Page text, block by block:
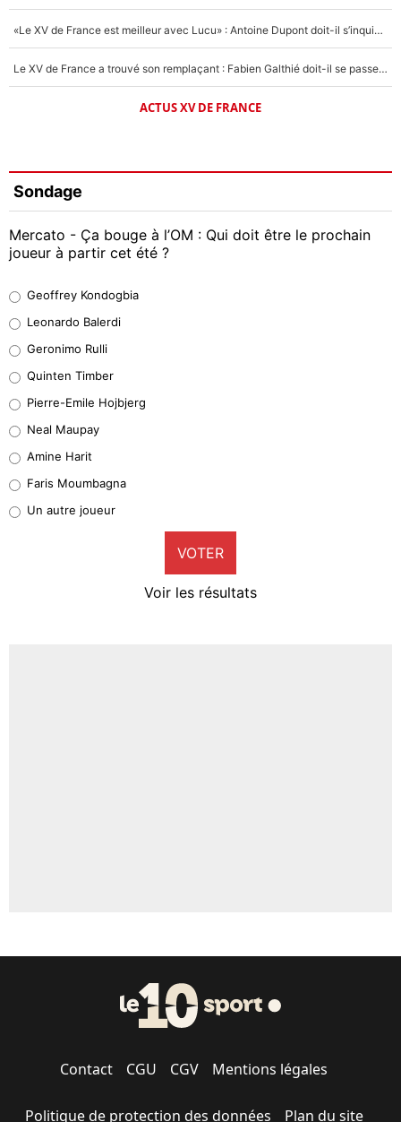
«Le XV de France est meilleur avec Lucu» : Antoine Dupont doit-il s’inquiéter pour sa place ?
Le XV de France a trouvé son remplaçant : Fabien Galthié doit-il se passer d'Antoine Dupont ?
ACTUS XV DE FRANCE
Sondage
Mercato - Ça bouge à l’OM : Qui doit être le prochain
joueur à partir cet été ?
37%
32%
5%
1%
9%
Geoffrey Kondogbia
Leonardo Balerdi
Geronimo Rulli
Quinten Timber
Pierre-Emile Hojbjerg
Neal Maupay
Amine Harit
Faris Moumbagna
Un autre joueur
VOTER
Voir les résultats
Contact CGU CGV Mentions légales
Politique de protection des données Plan du site